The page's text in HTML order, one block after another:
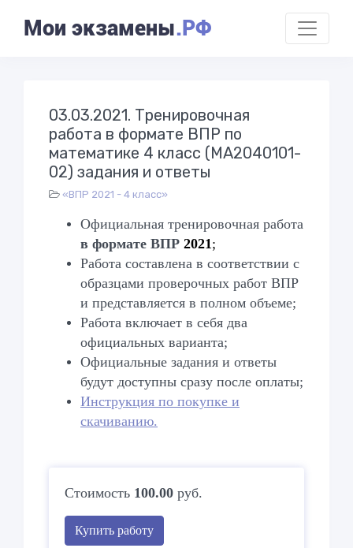
Мои экзамены.РФ
03.03.2021. Тренировочная
работа в формате ВПР по
математике 4 класс (МА2040101-
02) задания и ответы
«ВПР 2021 - 4 класс»
Официальная тренировочная работа
в формате ВПР 2021;
Работа составлена в соответствии с
образцами проверочных работ ВПР
и представляется в полном объеме;
Работа включает в себя два
официальных варианта;
Официальные задания и ответы
будут доступны сразу после оплаты;
Инструкция по покупке и
скачиванию.
Стоимость 100.00 руб.
Купить работу